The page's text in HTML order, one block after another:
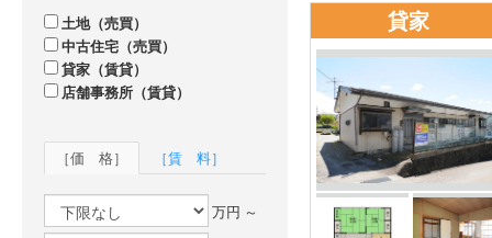
土地（売買）
中古住宅（売買）
貸家（賃貸）
店舗事務所（賃貸）
［価 格］ ［賃 料］
万円 ～
貸家